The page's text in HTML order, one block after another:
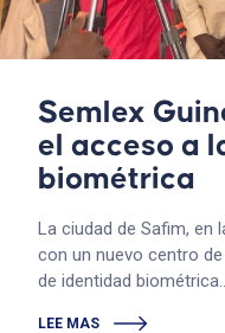
Semlex
el acceso a
biométrica
La ciudad de Safim, en
con un nuevo centro
de identidad
LEE MAS